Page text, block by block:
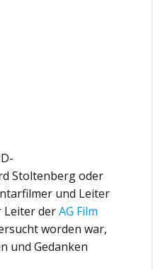
Stoltenberg oder
und Leiter
Leiter derAG Film
worden war,
und Gedanken